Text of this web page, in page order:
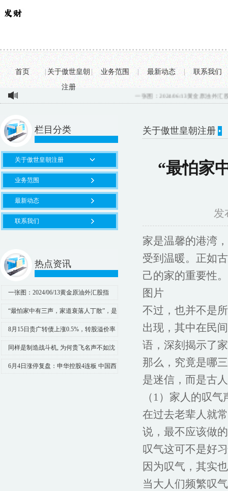
首页 | 关于傲世皇朝
注册
| 业务范围 | 最新动态 | 联系我们
一张图：2024/06/13黄金原油外汇股指
栏目分类
关于傲世皇朝注册
业务范围
最新动态
联系我们
热点资讯
一张图：2024/06/13黄金原油外汇股指
&quot;枢纽点+多空占比&quot;
“最怕家中有三声，家道衰落人丁散”，是
哪三声？并非迷信！
8月15日贵广转债上涨0.5%，转股溢价率
10.17%
同样是制造战斗机, 为何贵飞名声不如沈
飞、成飞? 是该说出真相了
6月4日涨停复盘：申华控股4连板 中国西
关于傲世皇朝注册
“最怕家
发
家是温馨的港湾
受到温暖。正如
己的家的重要性。
图片
不过，也并不是
出现，其中在民
语，深刻揭示了
那么，究竟是哪
是迷信，而是古
（1）家人的叹气
在过去老辈人就
说，最不应该做
叹气这可不是好
因为叹气，其实
当大人们频繁叹